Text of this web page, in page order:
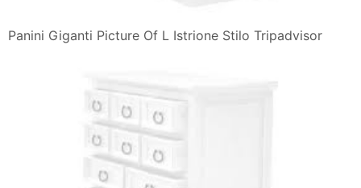
Panini Giganti Picture Of L Istrione Stilo Tripadvisor